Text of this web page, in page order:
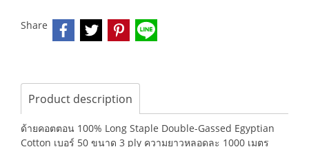
Share
Product description
ด้ายคอตตอน 100% Long Staple Double-Gassed Egyptian
Cotton เบอร์ 50 ขนาด 3 ply ความยาวหลอดละ 1000 เมตร